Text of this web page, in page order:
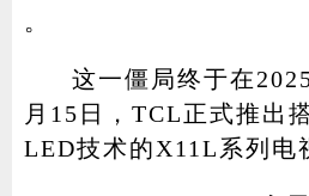
。
这一僵局终于在
月15日，TCL正式推出
LED技术的X11L系列电